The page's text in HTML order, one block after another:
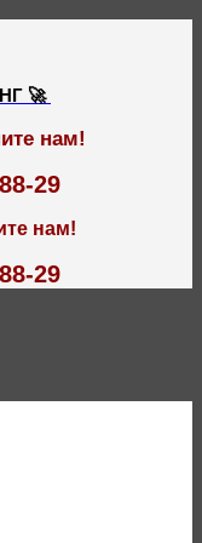
🚀
нам!
29
нам!
29